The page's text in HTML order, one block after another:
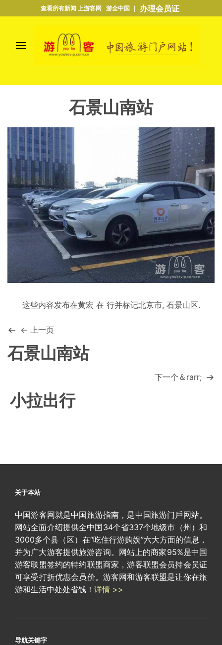
查看所有新闻 上游客网 游全中国 ｜ 办理会员证
石景山南站
这些内容发布在黄宏 在 行并标记北京市, 石景山区.
← 上一页
石景山南站
下一个＆rarr;
小拉出行
关于本站
中国游客网就是中国旅游指南，是中国旅游门戶网站。
网站全面介绍提供全中国34个省337个地级市（州）和
3000多个县（区）在“吃住行游购娱”六大方面的信息，
并为广大游客提供旅游咨询。网站上的商家95%是中国
游客联盟签约的特约联盟商家，游客联盟会员持会员证
可享受打折优惠会员价。游客网和游客联盟是让你在旅
游和生活中处处省钱！ 详情 >>
导航关键字